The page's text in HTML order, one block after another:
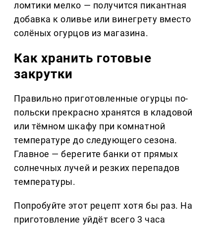
ломтики мелко — получится пикантная
добавка к оливье или винегрету вместо
солёных огурцов из магазина.
Как хранить готовые
закрутки
Правильно приготовленные огурцы по-
польски прекрасно хранятся в кладовой
или тёмном шкафу при комнатной
температуре до следующего сезона.
Главное — берегите банки от прямых
солнечных лучей и резких перепадов
температуры.
Попробуйте этот рецепт хотя бы раз. На
приготовление уйдёт всего 3 часа